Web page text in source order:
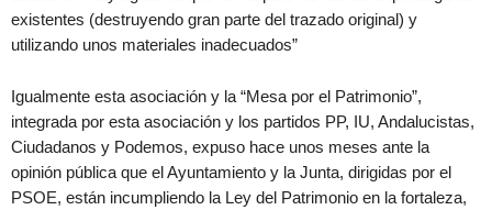
existentes (destruyendo gran parte del trazado original) y
utilizando unos materiales inadecuados”
Igualmente esta asociación y la “Mesa por el Patrimonio”,
integrada por esta asociación y los partidos PP, IU, Andalucistas,
Ciudadanos y Podemos, expuso hace unos meses ante la
opinión pública que el Ayuntamiento y la Junta, dirigidas por el
PSOE, están incumpliendo la Ley del Patrimonio en la fortaleza,